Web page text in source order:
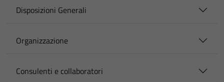
Disposizioni Generali
Organizzazione
Consulenti e collaboratori